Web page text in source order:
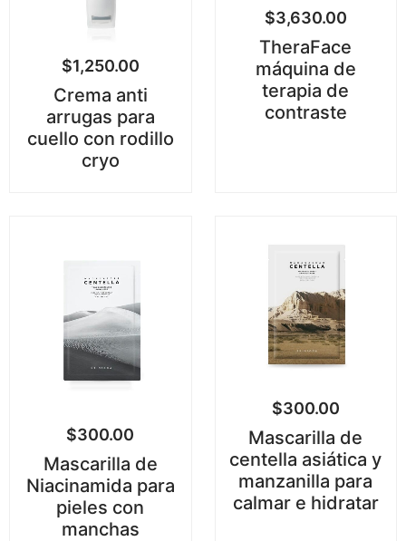
$1,250.00
Crema anti
arrugas para
cuello con rodillo
cryo
$3,630.00
TheraFace
máquina de
terapia de
contraste
$300.00
Mascarilla de
Niacinamida para
pieles con
manchas
$300.00
Mascarilla de
centella asiática y
manzanilla para
calmar e hidratar